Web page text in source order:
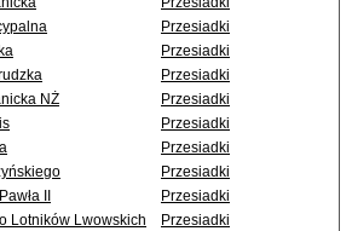
Przesiadki
Przesiadki
Przesiadki
NŻ
Przesiadki
Przesiadki
Przesiadki
Przesiadki
II
Przesiadki
Lotników Lwowskich
Przesiadki